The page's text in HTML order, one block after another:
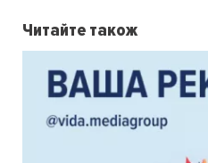
Читайте також